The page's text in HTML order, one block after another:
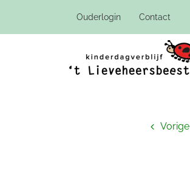
Ouderlogin Contact
Vorige